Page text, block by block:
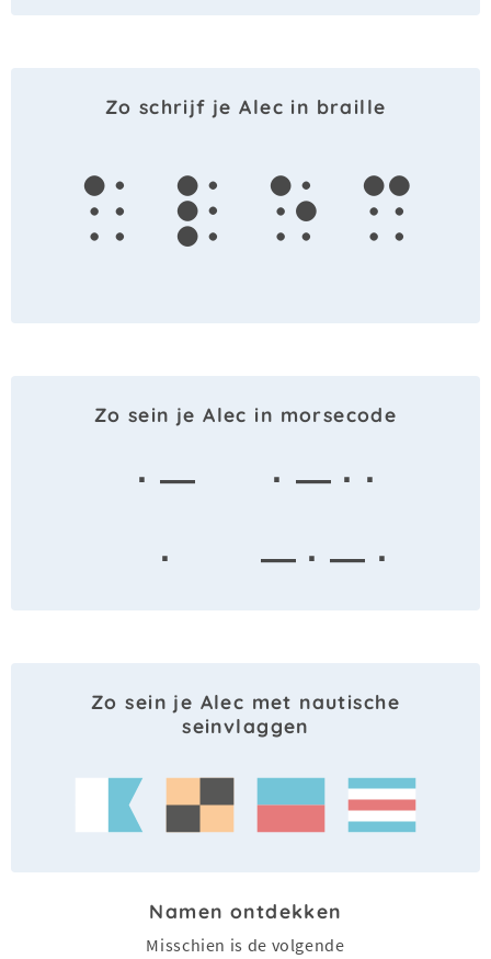
Zo schrijf je Alec in braille
a l e c
Zo sein je Alec in morsecode
· —
· — · ·
·
— · — ·
Zo sein je Alec met nautische
seinvlaggen
Namen ontdekken
Misschien is de volgende